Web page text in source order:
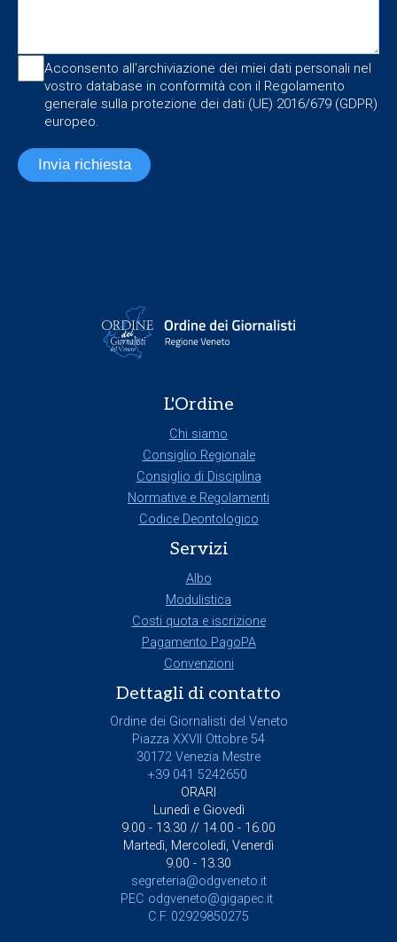
Acconsento all'archiviazione dei miei dati personali nel
vostro database in conformità con il Regolamento
generale sulla protezione dei dati (UE) 2016/679 (GDPR)
europeo.
Invia richiesta
L'Ordine
Chi siamo
Consiglio Regionale
Consiglio di Disciplina
Normative e Regolamenti
Codice Deontologico
Servizi
Albo
Modulistica
Costi quota e iscrizione
Pagamento PagoPA
Convenzioni
Dettagli di contatto
Ordine dei Giornalisti del Veneto
Piazza XXVII Ottobre 54
30172 Venezia Mestre
+39 041 5242650
ORARI
Lunedì e Giovedì
9.00 - 13.30 // 14.00 - 16.00
Martedì, Mercoledì, Venerdì
9.00 - 13.30
segreteria@odgveneto.it
PEC odgveneto@gigapec.it
C.F. 02929850275